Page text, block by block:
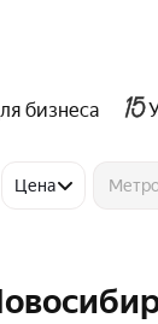
бизнеса
Цена